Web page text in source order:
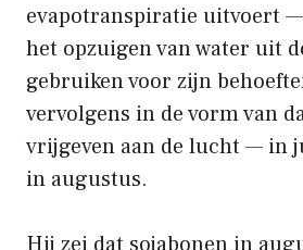
evapotranspiratie uitvoert
het opzuigen van water uit
gebruiken voor zijn
vervolgens in de vorm van
vrijgeven aan de lucht — in
in augustus.
Hij zei dat sojabonen in